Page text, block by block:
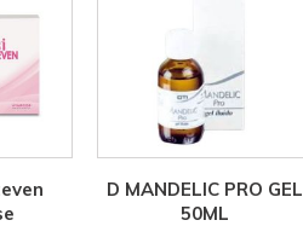
D MANDELIC PRO GEL
50ML